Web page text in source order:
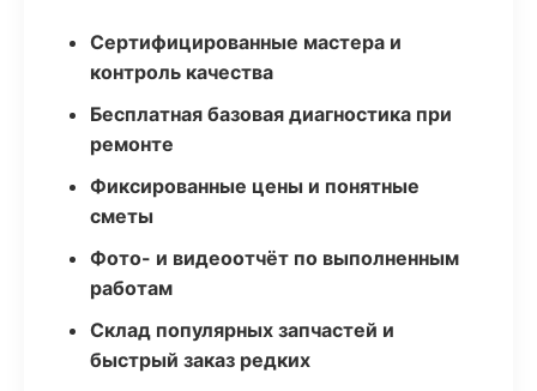
Сертифицированные мастера и
контроль качества
Бесплатная базовая диагностика при
ремонте
Фиксированные цены и понятные
сметы
Фото- и видеоотчёт по выполненным
работам
Склад популярных запчастей и
быстрый заказ редких